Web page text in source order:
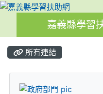
嘉義縣學習
所有連結